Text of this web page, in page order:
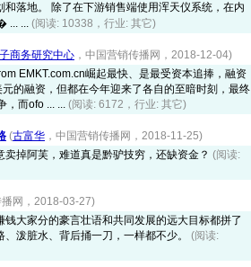
落地。 除了在下游销售端使用浑天仪系统，在内
... ... (阅读: 10338，行业: 其它)
商务研究中心 ，中国营销传播网，2018-12-04)
EMKT.com.cn崛起最快、是最受资本追捧，融资
的融资，但都在今年迎来了各自的至暗时刻，最终
，而ofo ... ... (阅读: 6172，行业: 其它)
(古富华 ，中国营销传播网，2018-11-25)
掉阿芙，难道真是黔驴技穷，还缺资金？ (阅读:
播网，2018-03-27)
大家分的豪言壮语和共同发展的远大目标都拼了
泼脏水、背后捅一刀，一样都不少。 (阅读: